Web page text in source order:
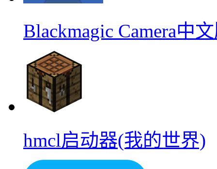
Blackmagic Camera中
hmcl启动器(我的世界)